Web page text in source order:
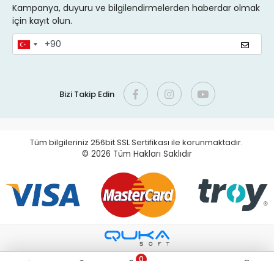
Kampanya, duyuru ve bilgilendirmelerden haberdar olmak
için kayıt olun.
Bizi Takip Edin
Tüm bilgileriniz 256bit SSL Sertifikası ile korunmaktadır.
© 2026 Tüm Hakları Saklıdır